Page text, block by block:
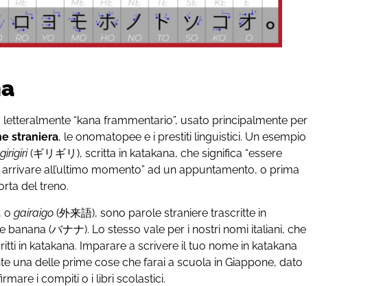
letteralmente “kana frammentario”, usato principalmente per
straniera, le onomatopee e i prestiti linguistici. Un esempio
girigiri(ギリギリ), scritta in katakana, che significa “essere
all’ultimo momento” ad un appuntamento, o prima
del treno.
ogairaigo(外来語), sono parole straniere trascritte in
banana (バナナ). Lo stesso vale per i nostri nomi italiani, che
in katakana. Imparare a scrivere il tuo nome in katakana
una delle prime cose che farai a scuola in Giappone, dato
i compiti o i libri scolastici.